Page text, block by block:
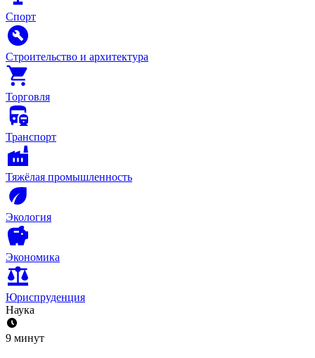
Спорт
Строительство и архитектура
Торговля
Транспорт
Тяжёлая промышленность
Экология
Экономика
Юриспруденция
Наука
9 минут